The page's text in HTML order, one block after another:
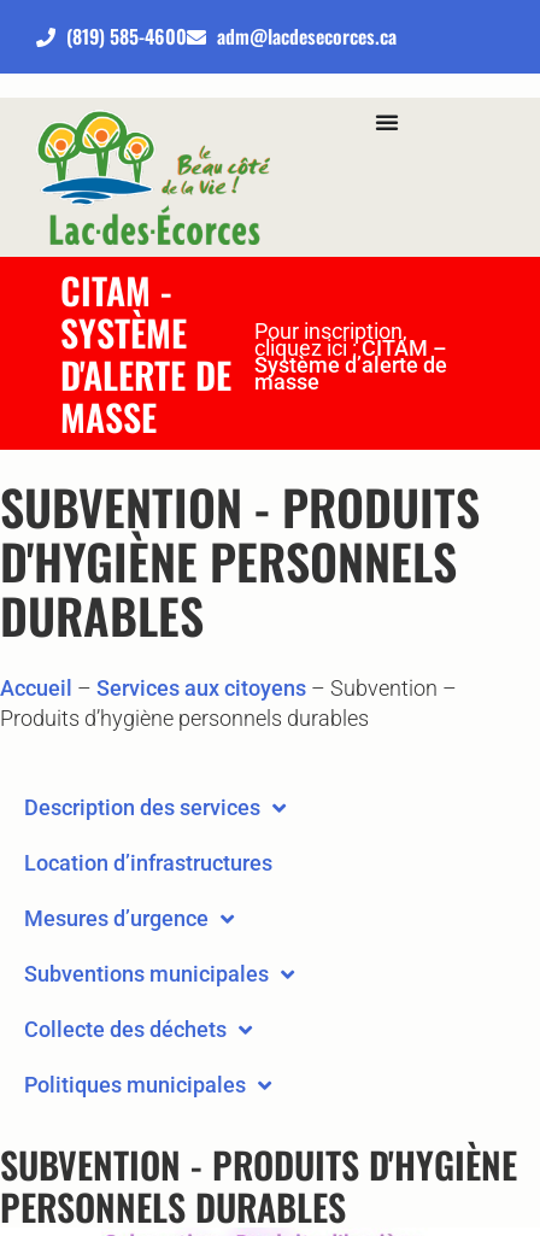
(819) 585-4600 adm@lacdesecorces.ca
CITAM -
SYSTÈME
D'ALERTE DE
MASSE
Pour inscription,
cliquez ici :CITAM –
Système d’alerte de
masse
SUBVENTION - PRODUITS
D'HYGIÈNE PERSONNELS
DURABLES
Accueil – Services aux citoyens – Subvention –
Produits d’hygiène personnels durables
Description des services
Location d’infrastructures
Mesures d’urgence
Subventions municipales
Collecte des déchets
Politiques municipales
SUBVENTION - PRODUITS D'HYGIÈNE
PERSONNELS DURABLES